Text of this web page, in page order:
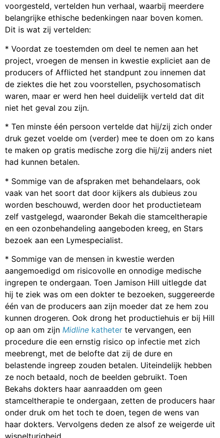
voorgesteld, vertelden hun verhaal, waarbij meerdere
belangrijke ethische bedenkingen naar boven komen.
Dit is wat zij vertelden:
* Voordat ze toestemden om deel te nemen aan het
project, vroegen de mensen in kwestie expliciet aan de
producers of Afflicted het standpunt zou innemen dat
de ziektes die het zou voorstellen, psychosomatisch
waren, maar er werd hen heel duidelijk verteld dat dit
niet het geval zou zijn.
* Ten minste één persoon vertelde dat hij/zij zich onder
druk gezet voelde om (verder) mee te doen om zo kans
te maken op gratis medische zorg die hij/zij anders niet
had kunnen betalen.
* Sommige van de afspraken met behandelaars, ook
vaak van het soort dat door kijkers als dubieus zou
worden beschouwd, werden door het productieteam
zelf vastgelegd, waaronder Bekah die stamceltherapie
en een ozonbehandeling aangeboden kreeg, en Stars
bezoek aan een Lymespecialist.
* Sommige van de mensen in kwestie werden
aangemoedigd om risicovolle en onnodige medische
ingrepen te ondergaan. Toen Jamison Hill uitlegde dat
hij te ziek was om een dokter te bezoeken, suggereerde
één van de producers aan zijn moeder dat ze hem zou
kunnen drogeren. Ook drong het productiehuis er bij Hill
op aan om zijn Midline katheter te vervangen, een
procedure die een ernstig risico op infectie met zich
meebrengt, met de belofte dat zij de dure en
belastende ingreep zouden betalen. Uiteindelijk hebben
ze noch betaald, noch de beelden gebruikt. Toen
Bekahs dokters haar aanraadden om geen
stamceltherapie te ondergaan, zetten de producers haar
onder druk om het toch te doen, tegen de wens van
haar dokters. Vervolgens deden ze alsof ze weigerde uit
wispelturigheid.